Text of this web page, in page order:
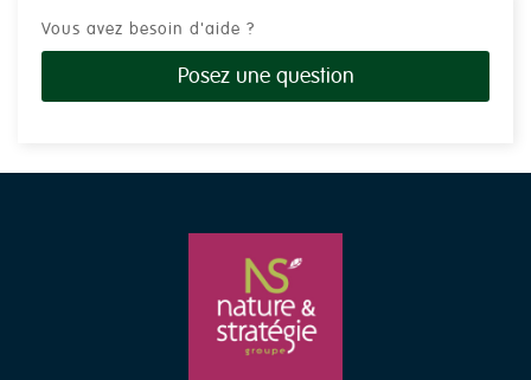
Vous avez besoin d'aide ?
Posez une question